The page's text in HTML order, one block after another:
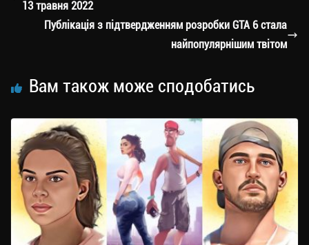
m
ся
13 травня 2022
Публікація з підтвердженням розробки GTA 6 стала
найпопулярнішим твітом
Вам також може сподобатись